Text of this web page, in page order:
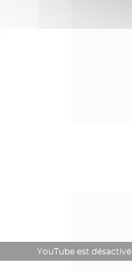
YouTube est désactivé.